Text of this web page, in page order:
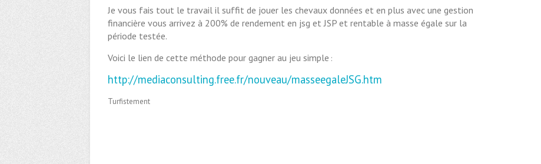
Je vous fais tout le travail il suffit de jouer les chevaux données et en plus avec une gestion
financière vous arrivez à 200% de rendement en jsg et JSP et rentable à masse égale sur la
période testée.
Voici le lien de cette méthode pour gagner au jeu simple :
http://mediaconsulting.free.fr/nouveau/masseegaleJSG.htm
Turfistement